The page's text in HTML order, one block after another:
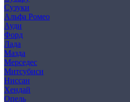
Сузуки
Альфа Ромео
Ауди
Форд
Лада
Мазда
Мерседес
Митсубиси
Ниссан
Хендай
Опель